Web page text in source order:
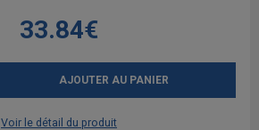
33.84€
AJOUTER AU PANIER
Voir le détail du produit